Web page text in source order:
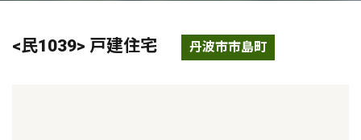
<民1039> 戸建住宅 丹波市市島町